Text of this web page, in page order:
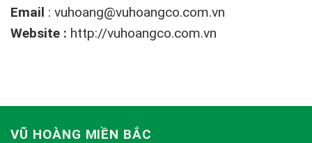
Email : vuhoang@vuhoangco.com.vn
Website : http://vuhoangco.com.vn
VŨ HOÀNG MIỀN BẮC